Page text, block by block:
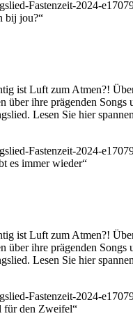
Fastenzeit-2024-
bij jou?“
ist Luft zum Atmen?!
über ihre prägenden
Lesen Sie hier
Fastenzeit-2024-
es immer wieder“
ist Luft zum Atmen?!
über ihre prägenden
Lesen Sie hier
Fastenzeit-2024-
für den Zweifel“